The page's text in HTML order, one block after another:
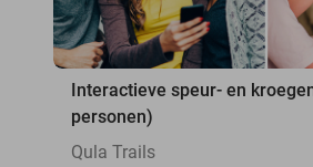
Interactieve speur- en
personen)
Qula Trails